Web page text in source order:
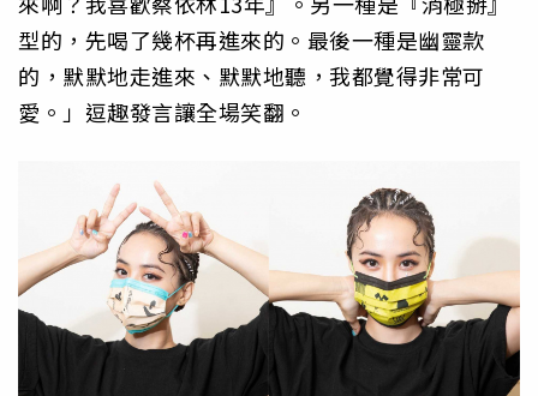
型的，先喝了幾杯再進來的。最後一種是幽靈款
的，默默地走進來、默默地聽，我都覺得非常可
愛。」逗趣發言讓全場笑翻。